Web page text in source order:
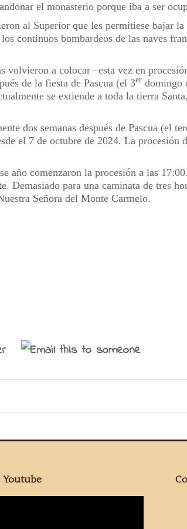
el monasterio porque iba a ser
al Superior que les permitiese bajar
continuos bombardeos de las naves
a colocar –esta vez en
de la fiesta de Pascua (el 3er domingo
se extiende a toda la tierra
dos semanas después de Pascua (el
el 7 de octubre de 2024. La procesión
año comenzaron la procesión a las
para una caminata de tres
Señora del Monte Carmelo.
Youtube